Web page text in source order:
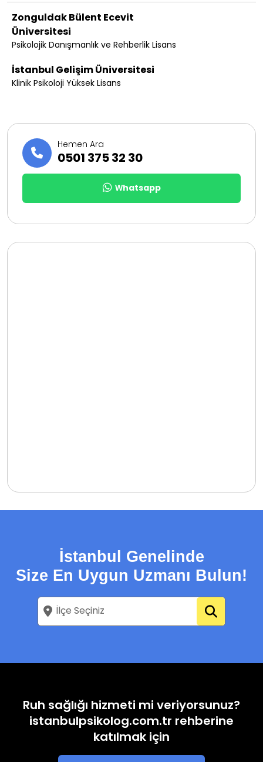
Zonguldak Bülent Ecevit
Üniversitesi
Psikolojik Danışmanlık ve Rehberlik Lisans
İstanbul Gelişim Üniversitesi
Klinik Psikoloji Yüksek Lisans
Hemen Ara
0501 375 32 30
Whatsapp
İstanbul Genelinde
Size En Uygun Uzmanı Bulun!
Ruh sağlığı hizmeti mi veriyorsunuz?
istanbulpsikolog.com.tr rehberine
katılmak için